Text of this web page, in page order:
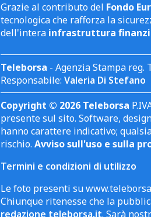
Grazie al contributo del Fondo
tecnologica che rafforza la
dell'intera infrastruttura
Teleborsa - Agenzia Stampa
Responsabile: Valeria Di Stefano
Copyright © 2026 Teleborsa
presente sul sito. Software,
hanno carattere indicativo;
rischio. Avviso sull'uso e sulla
Termini e condizioni di utilizzo
Le foto presenti su
Chiunque ritenesse che la
redazione teleborsa.it. Sarà